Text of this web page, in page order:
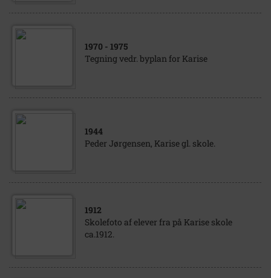
1970 - 1975
Tegning vedr. byplan for Karise
1944
Peder Jørgensen, Karise gl. skole.
1912
Skolefoto af elever fra på Karise skole
ca.1912.